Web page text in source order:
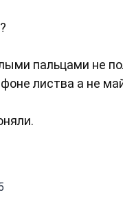
пальцами не
листва а не